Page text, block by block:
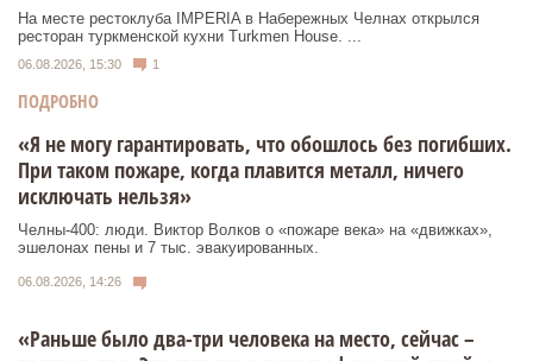
На месте рестоклуба IMPERIA в Набережных Челнах открылся
ресторан туркменской кухни Turkmen House. ...
06.08.2026, 15:30 1
ПОДРОБНО
«Я не могу гарантировать, что обошлось без погибших.
При таком пожаре, когда плавится металл, ничего
исключать нельзя»
Челны-400: люди. Виктор Волков о «пожаре века» на «движках»,
эшелонах пены и 7 тыс. эвакуированных.
06.08.2026, 14:26
«Раньше было два-три человека на место, сейчас –